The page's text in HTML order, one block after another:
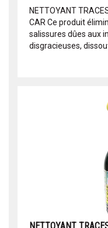
NETTOYANT
CAR Ce produit
salissures dûes aux
disgracieuses, dissout